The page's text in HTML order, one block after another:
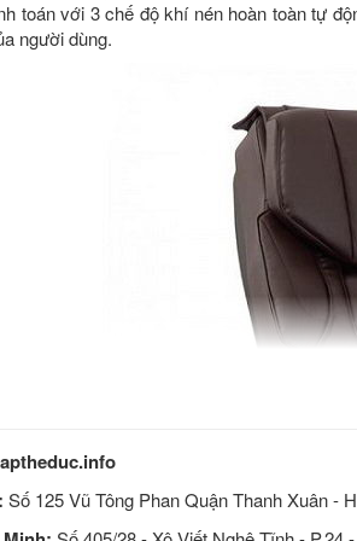
toán với 3 chế độ khí nén hoàn toàn tự
người dùng.
Số 125 Vũ Tông Phan Quận Thanh Xuân -